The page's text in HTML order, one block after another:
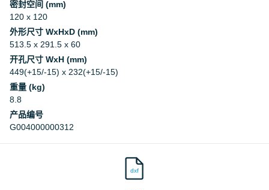
密封空间 (mm)
120 x 120
外形尺寸 WxHxD (mm)
513.5 x 291.5 x 60
开孔尺寸 WxH (mm)
449(+15/-15) x 232(+15/-15)
重量 (kg)
8.8
产品编号
G004000000312
dxf